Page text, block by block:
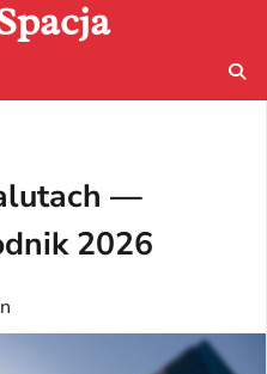
—
2026